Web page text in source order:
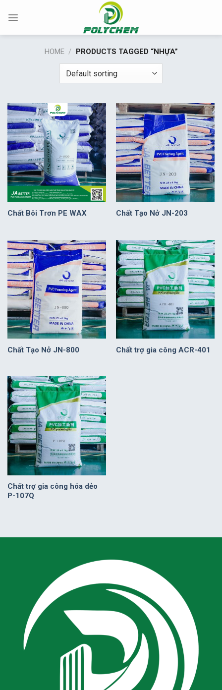
đến
HOME / PRODUCTS TAGGED “NHỰA”
Chất Bôi Trơn PE WAX Chất Tạo Nở JN-203
Chất Tạo Nở JN-800 Chất trợ gia công ACR-401
Chất trợ gia công hóa dẻo
P-107Q